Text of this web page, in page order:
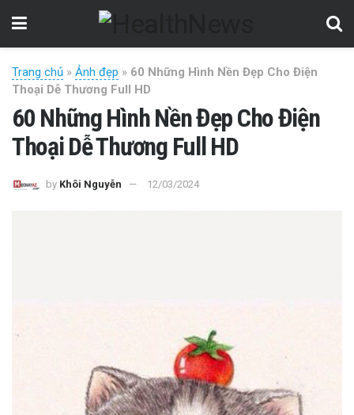
Trang chủ » Ảnh đẹp » 60 Những Hình Nền Đẹp Cho Điện
Thoại Dễ Thương Full HD
60 Những Hình Nền Đẹp Cho Điện
Thoại Dễ Thương Full HD
by Khôi Nguyễn 12/03/2024